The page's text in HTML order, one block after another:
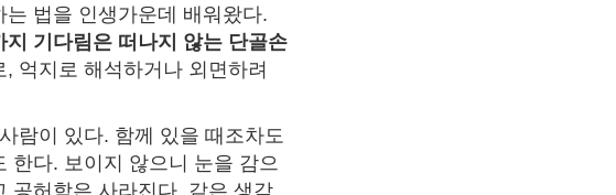
법을 인생가운데 배워왔다.
기다림은 떠나지 않는 단골손
억지로 해석하거나 외면하려
람이 있다. 함께 있을 때조차도
한다. 보이지 않으니 눈을 감으
공허함은 사라진다. 같은 생각,